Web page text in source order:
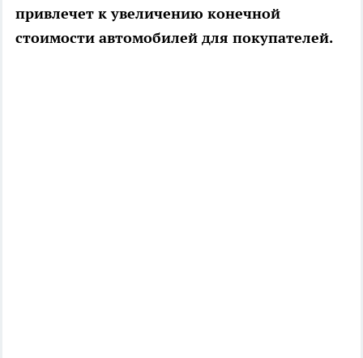
привлечет к увеличению конечной
стоимости автомобилей для покупателей.